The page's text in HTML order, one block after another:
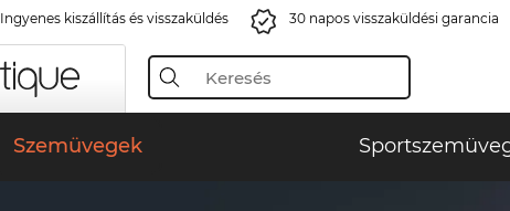
Ingyenes kiszállítás és visszaküldés 30 napos visszaküldési garancia
Szemüvegek